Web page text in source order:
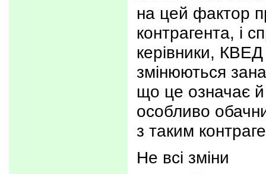
на цей фактор
контрагента, і
керівники, КВЕД
змінюються
що це означає й
особливо
з таким
Не всі зміни